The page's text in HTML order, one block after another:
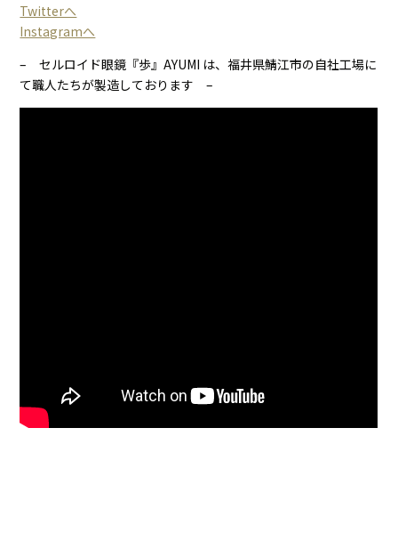
Twitterへ
Instagramへ
– セルロイド眼鏡『歩』AYUMI は、福井県鯖江市の自社工場に
て職人たちが製造しております –